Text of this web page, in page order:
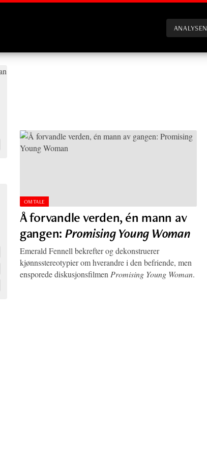
ANALYSEN
OMTALE
Å forvandle verden, én mann av
gangen: Promising Young Woman
Emerald Fennell bekrefter og dekonstruerer
kjønnsstereotypier om hverandre i den befriende, men
ensporede diskusjonsfilmen Promising Young Woman.